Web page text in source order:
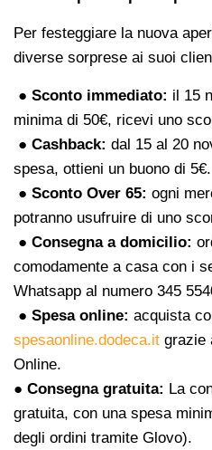
Per festeggiare la nuova
diverse sorprese ai suoi
● Sconto immediato: il 15
minima di 50€, ricevi uno
● Cashback: dal 15 al 20
spesa, ottieni un buono di 5€.
● Sconto Over 65: ogni
potranno usufruire di uno
● Consegna a domicilio:
comodamente a casa con i
Whatsapp al numero 345
● Spesa online: acquista
spesaonline.dodeca.it grazie
Online.
● Consegna gratuita: La
gratuita, con una spesa
degli ordini tramite Glovo).